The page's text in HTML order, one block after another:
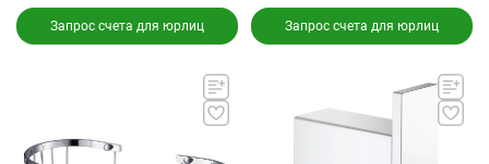
Запрос счета для юрлиц Запрос счета для юрлиц